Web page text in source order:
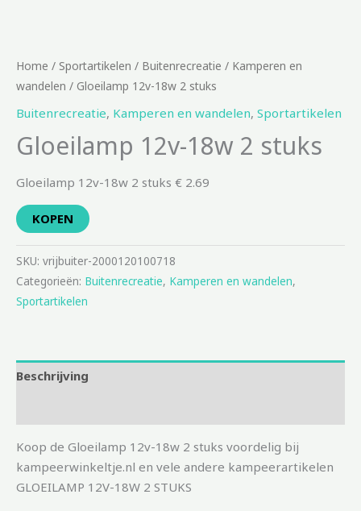
Home / Sportartikelen / Buitenrecreatie / Kamperen en
wandelen / Gloeilamp 12v-18w 2 stuks
Buitenrecreatie, Kamperen en wandelen, Sportartikelen
Gloeilamp 12v-18w 2 stuks
Gloeilamp 12v-18w 2 stuks € 2.69
KOPEN
SKU: vrijbuiter-2000120100718
Categorieën: Buitenrecreatie, Kamperen en wandelen,
Sportartikelen
Beschrijving
Koop de Gloeilamp 12v-18w 2 stuks voordelig bij
kampeerwinkeltje.nl en vele andere kampeerartikelen
GLOEILAMP 12V-18W 2 STUKS